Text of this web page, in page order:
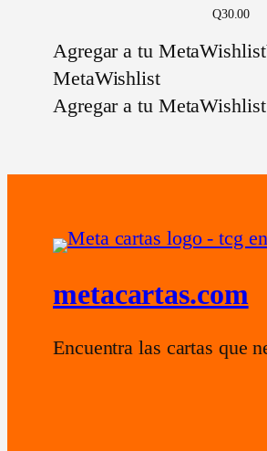
Q30.00
Agregar a tu MetaWishlist
MetaWishlist
Agregar a tu MetaWishlist
metacartas.com
Encuentra las cartas que